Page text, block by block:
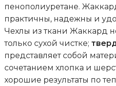
пенополиуретане.
практичны, надежны и
Чехлы из ткани Жаккард
только сухой чистке;
представляет собой
сочетанием хлопка и
хорошие результаты по